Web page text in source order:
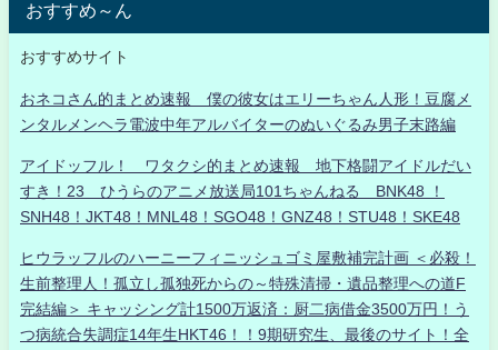
おすすめ～ん
おすすめサイト
おネコさん的まとめ速報 僕の彼女はエリーちゃん人形！豆腐メ
ンタルメンヘラ電波中年アルバイターのぬいぐるみ男子末路編
アイドッフル！ ワタクシ的まとめ速報 地下格闘アイドルだい
すき！23 ひうらのアニメ放送局101ちゃんねる BNK48 ！
SNH48！JKT48！MNL48！SGO48！GNZ48！STU48！SKE48
ヒウラッフルのハーニーフィニッシュゴミ屋敷補完計画 ＜必殺！
生前整理人！孤立し孤独死からの～特殊清掃・遺品整理への道F
完結編＞ キャッシング計1500万返済：厨二病借金3500万円！う
つ病統合失調症14年生HKT46！！9期研究生、最後のサイト！全